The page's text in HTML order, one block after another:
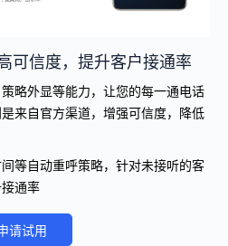
可信度，提升客户接通率
略外显等能力，让您的每一通电话
来自官方渠道，增强可信度，降低
等自动重呼策略，针对未接听的客
通率
请试用